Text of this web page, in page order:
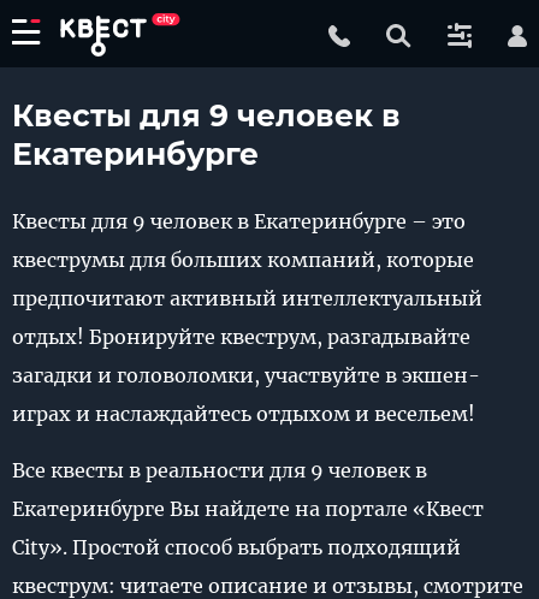
Квесты для 9 человек в
Екатеринбурге
Квесты для 9 человек в Екатеринбурге – это
квеструмы для больших компаний, которые
предпочитают активный интеллектуальный
отдых! Бронируйте квеструм, разгадывайте
загадки и головоломки, участвуйте в экшен-
играх и наслаждайтесь отдыхом и весельем!
Все квесты в реальности для 9 человек в
Екатеринбурге Вы найдете на портале «Квест
City». Простой способ выбрать подходящий
квеструм: читаете описание и отзывы, смотрите